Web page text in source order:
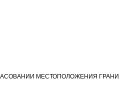
МЕСТОПОЛОЖЕНИЯ